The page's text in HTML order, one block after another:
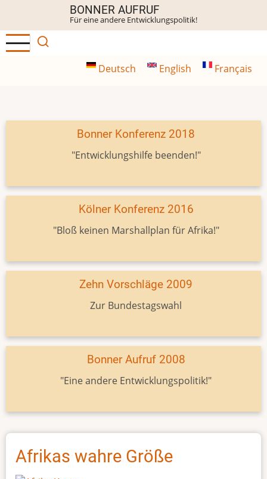
Inhalt
BONNER AUFRUF
Für eine andere Entwicklungspolitik!
Deutsch English Français
Bonner Konferenz 2018
"Entwicklungshilfe beenden!"
Kölner Konferenz 2016
"Bloß keinen Marshallplan für Afrika!"
Zehn Vorschläge 2009
Zur Bundestagswahl
Bonner Aufruf 2008
"Eine andere Entwicklungspolitik!"
Afrikas wahre Größe